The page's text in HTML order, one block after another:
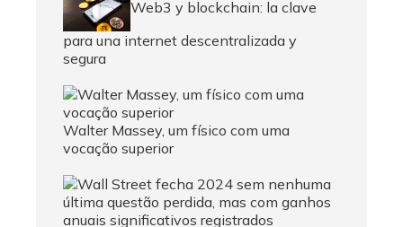
Web3 y blockchain: la clave
para una internet descentralizada y
segura
Walter Massey, um físico com uma
vocação superior